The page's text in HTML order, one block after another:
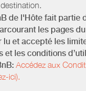
de l'Hôte fait partie
les pages
lu et accepté les
et les conditions
Accédez aux
ici).